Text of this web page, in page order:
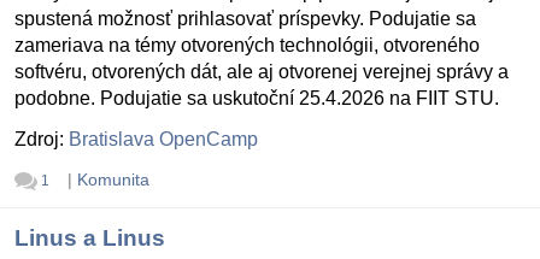
spustená možnosť prihlasovať príspevky. Podujatie sa
zameriava na témy otvorených technológii, otvoreného
softvéru, otvorených dát, ale aj otvorenej verejnej správy a
podobne. Podujatie sa uskutoční 25.4.2026 na FIIT STU.
Zdroj: Bratislava OpenCamp
1 | Komunita
Linus a Linus